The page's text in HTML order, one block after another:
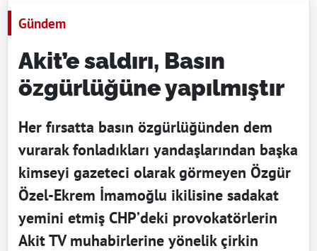
Gündem
Akit’e saldırı, Basın
özgürlüğüne yapılmıştır
Her fırsatta basın özgürlüğünden dem
vurarak fonladıkları yandaşlarından başka
kimseyi gazeteci olarak görmeyen Özgür
Özel-Ekrem İmamoğlu ikilisine sadakat
yemini etmiş CHP’deki provokatörlerin
Akit TV muhabirlerine yönelik çirkin